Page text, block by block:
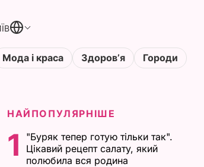
Мода і краса Здоровʼя Городи
НАЙПОПУЛЯРНІШЕ
1
"Буряк тепер готую тільки так".
Цікавий рецепт салату, який
полюбила вся родина